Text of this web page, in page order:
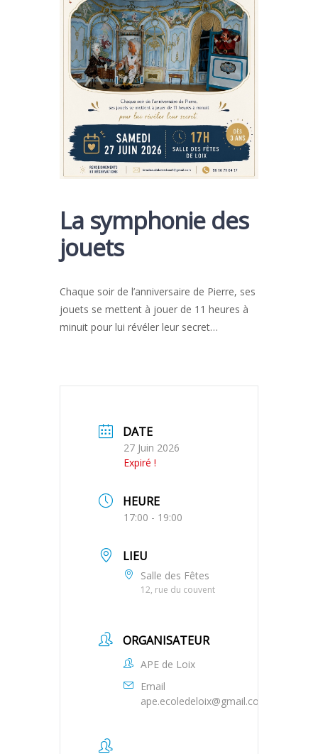
La symphonie des
jouets
Chaque soir de l’anniversaire de Pierre, ses
jouets se mettent à jouer de 11 heures à
minuit pour lui révéler leur secret…
DATE
27 Juin 2026
Expiré !
HEURE
17:00 - 19:00
LIEU
Salle des Fêtes
12, rue du couvent
ORGANISATEUR
APE de Loix
Email
ape.ecoledeloix@gmail.com